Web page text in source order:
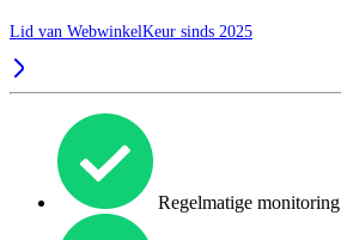
Lid van WebwinkelKeur sinds 2025
Regelmatige monitoring